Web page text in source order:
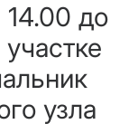
до
узла